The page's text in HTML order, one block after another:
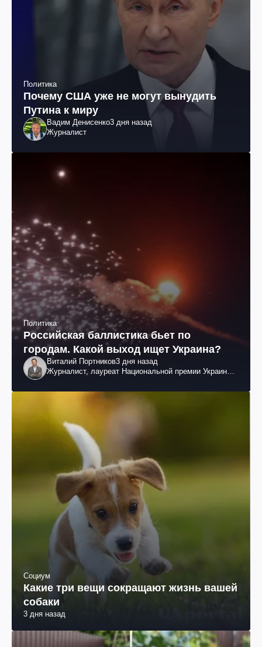
Политика
Почему США уже не могут вынудить
Путина к миру
Вадим Денисенко3 дня назад
Журналист
Политика
Российская баллистика бьет по
городам. Какой выход ищет Украина?
Виталий Портников3 дня назад
Журналист, лауреат Национальной премии Украины
Социум
Какие три вещи сокращают жизнь вашей
собаки
3 дня назад